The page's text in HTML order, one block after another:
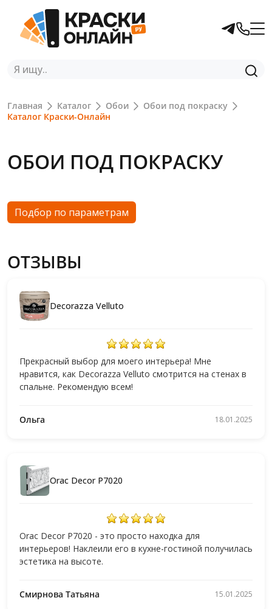
Главная Каталог Обои
Обои под покраску
Каталог Краски-Онлайн
ОБОИ ПОД ПОКРАСКУ
Подбор по параметрам
ОТЗЫВЫ
Decorazza Velluto
Прекрасный выбор для моего интерьера! Мне
нравится, как Decorazza Velluto смотрится на стенах в
спальне. Рекомендую всем!
Ольга 18.01.2025
Orac Decor P7020
Orac Decor P7020 - это просто находка для
интерьеров! Наклеили его в кухне-гостиной получилась
эстетика на высоте.
Смирнова Татьяна 15.01.2025